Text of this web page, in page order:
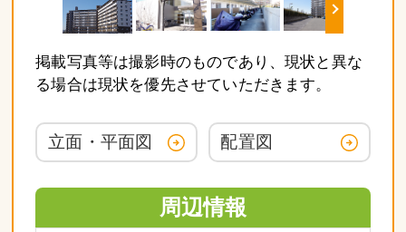
掲載写真等は撮影時のものであり、現状と異な
る場合は現状を優先させていただきます。
立面・平面図 配置図
周辺情報